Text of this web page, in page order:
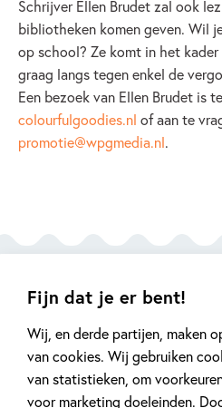
Fijn dat je er bent!
Wij, en derde partijen, maken
van cookies. Wij gebruiken
van statistieken, om
voor marketing doeleinden.
Schrijver Ellen Brudet zal ook
bibliotheken komen geven. Wil
op school? Ze komt in het
graag langs tegen enkel de
Een bezoek van Ellen Brudet is
colourfulgoodies.nl of aan te
promotie@wpgmedia.nl.
een
samenleving
‘Nine & Mella – Feest in